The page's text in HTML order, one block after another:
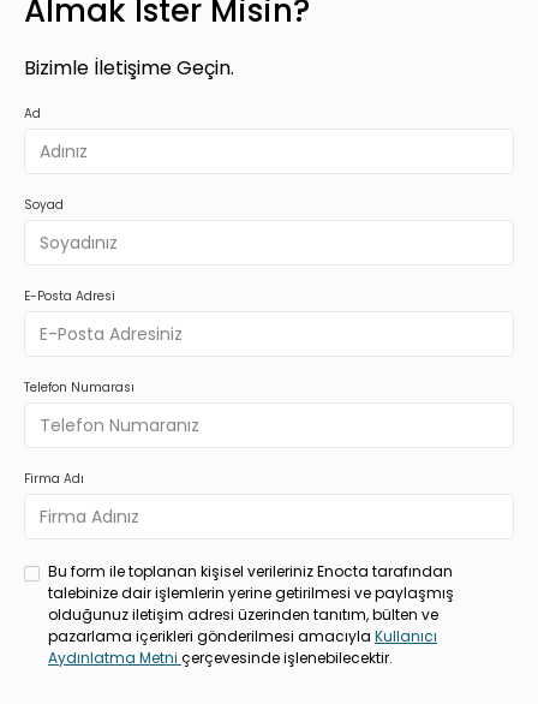
Almak İster Misin?
Bizimle İletişime Geçin.
Ad
Soyad
E-Posta Adresi
Telefon Numarası
Firma Adı
Bu form ile toplanan kişisel verileriniz Enocta tarafından
talebinize dair işlemlerin yerine getirilmesi ve paylaşmış
olduğunuz iletişim adresi üzerinden tanıtım, bülten ve
pazarlama içerikleri gönderilmesi amacıyla Kullanıcı
Aydınlatma Metni çerçevesinde işlenebilecektir.